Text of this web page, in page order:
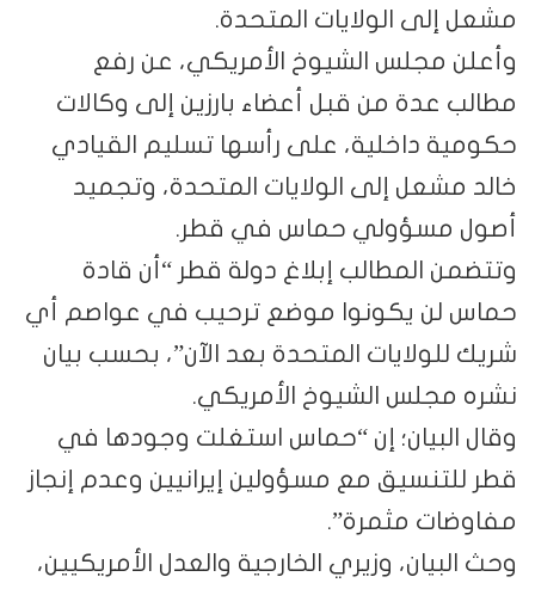
مشعل إلى الولايات المتحدة.
وأعلن مجلس الشيوخ الأمريكي، عن رفع
مطالب عدة من قبل أعضاء بارزين إلى وكالات
حكومية داخلية، على رأسها تسليم القيادي
خالد مشعل إلى الولايات المتحدة، وتجميد
أصول مسؤولي حماس في قطر.
وتتضمن المطالب إبلاغ دولة قطر “أن قادة
حماس لن يكونوا موضع ترحيب في عواصم أي
شريك للولايات المتحدة بعد الآن”، بحسب بيان
نشره مجلس الشيوخ الأمريكي.
وقال البيان؛ إن “حماس استغلت وجودها في
قطر للتنسيق مع مسؤولين إيرانيين وعدم إنجاز
مفاوضات مثمرة”.
وحث البيان، وزيري الخارجية والعدل الأمريكيين،